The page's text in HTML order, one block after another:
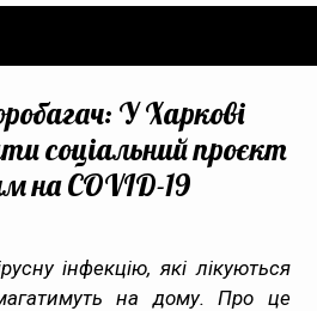
У Харкові
соціальний проєкт
на COVID-19
інфекцію, які лікуються
на дому. Про це